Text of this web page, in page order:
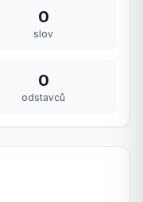
0
slov
0
odstavců